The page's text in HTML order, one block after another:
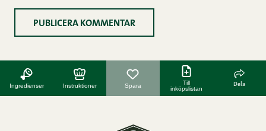
Ingredienser Instruktioner Spara
Till
inköpslistan
Dela